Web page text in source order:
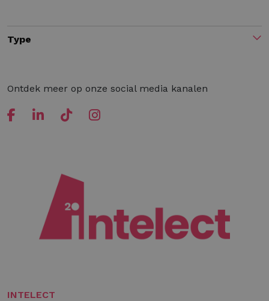
Type
Ontdek meer op onze social media kanalen
INTELECT